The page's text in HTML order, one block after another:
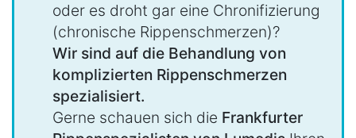
oder es droht gar eine Chronifizierung
(chronische Rippenschmerzen)?
Wir sind auf die Behandlung von
komplizierten Rippenschmerzen
spezialisiert.
Gerne schauen sich die Frankfurter